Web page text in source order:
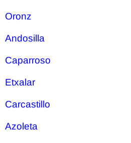
Oronz
Andosilla
Caparroso
Etxalar
Carcastillo
Azoleta